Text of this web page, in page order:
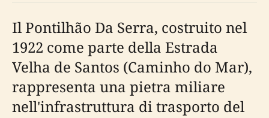
Il Pontilhão Da Serra, costruito nel
1922 come parte della Estrada
Velha de Santos (Caminho do Mar),
rappresenta una pietra miliare
nell'infrastruttura di trasporto del